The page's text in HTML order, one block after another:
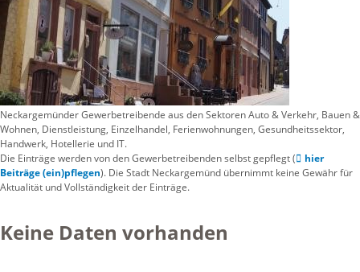
Neckargemünder Gewerbetreibende aus den Sektoren Auto & Verkehr, Bauen &
Wohnen, Dienstleistung, Einzelhandel, Ferienwohnungen, Gesundheitssektor,
Handwerk, Hotellerie und IT.
Die Einträge werden von den Gewerbetreibenden selbst gepflegt (
hier
Beiträge (ein)pflegen). Die Stadt Neckargemünd übernimmt keine Gewähr für
Aktualität und Vollständigkeit der Einträge.
Keine Daten vorhanden